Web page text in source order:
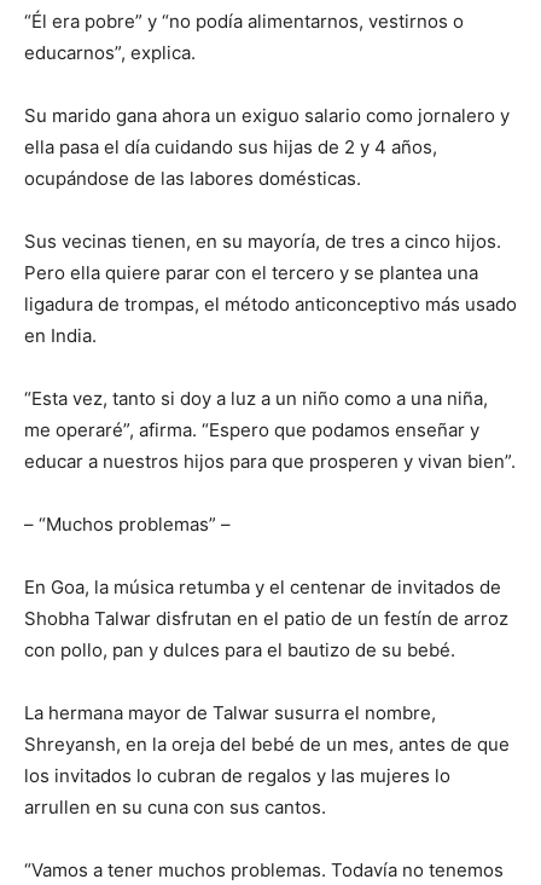
“Él era pobre” y “no podía alimentarnos, vestirnos o
educarnos”, explica.
Su marido gana ahora un exiguo salario como jornalero y
ella pasa el día cuidando sus hijas de 2 y 4 años,
ocupándose de las labores domésticas.
Sus vecinas tienen, en su mayoría, de tres a cinco hijos.
Pero ella quiere parar con el tercero y se plantea una
ligadura de trompas, el método anticonceptivo más usado
en India.
“Esta vez, tanto si doy a luz a un niño como a una niña,
me operaré”, afirma. “Espero que podamos enseñar y
educar a nuestros hijos para que prosperen y vivan bien”.
– “Muchos problemas” –
En Goa, la música retumba y el centenar de invitados de
Shobha Talwar disfrutan en el patio de un festín de arroz
con pollo, pan y dulces para el bautizo de su bebé.
La hermana mayor de Talwar susurra el nombre,
Shreyansh, en la oreja del bebé de un mes, antes de que
los invitados lo cubran de regalos y las mujeres lo
arrullen en su cuna con sus cantos.
“Vamos a tener muchos problemas. Todavía no tenemos